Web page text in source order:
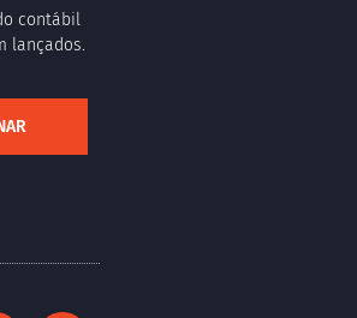
contábil
lançados.